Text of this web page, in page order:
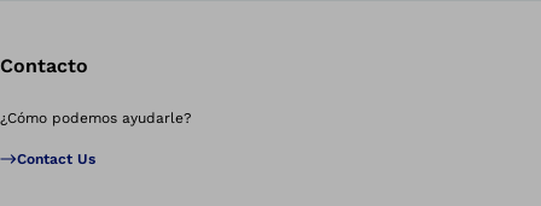
Contacto
¿Cómo podemos ayudarle?
Contact Us